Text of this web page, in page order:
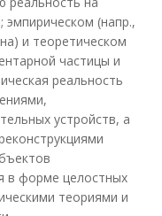
эмпирическом (напр.,
и теоретическом
частицы и
реальность
устройств, а
в форме целостных
теориями и